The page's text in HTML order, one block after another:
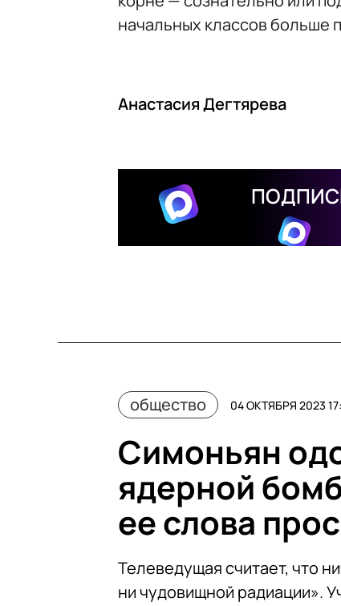
начальных классов
Анастасия Дегтярева
общество 04 ОКТЯБРЯ 2023
Симоньян
ядерной
ее слова
Телеведущая считает, что
ни чудовищной радиации».